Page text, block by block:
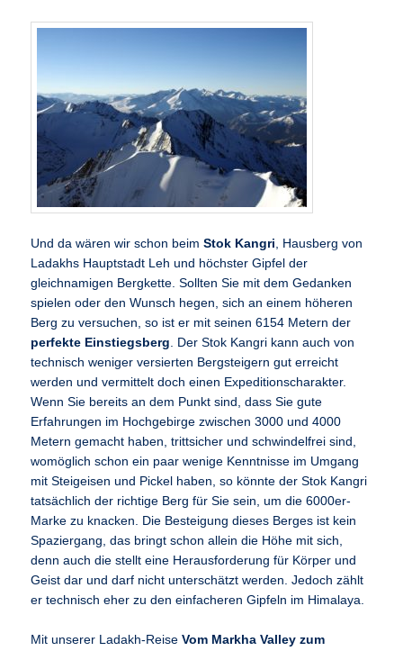
Und da wären wir schon beimStok Kangri , Hausberg von
Ladakhs Hauptstadt Leh und höchster Gipfel der
gleichnamigen Bergkette. Sollten Sie mit dem Gedanken
spielen oder den Wunsch hegen, sich an einem höheren
Berg zu versuchen, so ist er mit seinen 6154 Metern der
perfekte Einstiegsberg . Der Stok Kangri kann auch von
technisch weniger versierten Bergsteigern gut erreicht
werden und vermittelt doch einen Expeditionscharakter.
Wenn Sie bereits an dem Punkt sind, dass Sie gute
Erfahrungen im Hochgebirge zwischen 3000 und 4000
Metern gemacht haben, trittsicher und schwindelfrei sind,
womöglich schon ein paar wenige Kenntnisse im Umgang
mit Steigeisen und Pickel haben, so könnte der Stok Kangri
tatsächlich der richtige Berg für Sie sein, um die 6000er-
Marke zu knacken. Die Besteigung dieses Berges ist kein
Spaziergang, das bringt schon allein die Höhe mit sich,
denn auch die stellt eine Herausforderung für Körper und
Geist dar und darf nicht unterschätzt werden. Jedoch zählt
er technisch eher zu den einfacheren Gipfeln im Himalaya.
Mit unserer Ladakh-ReiseVom Markha Valley zum